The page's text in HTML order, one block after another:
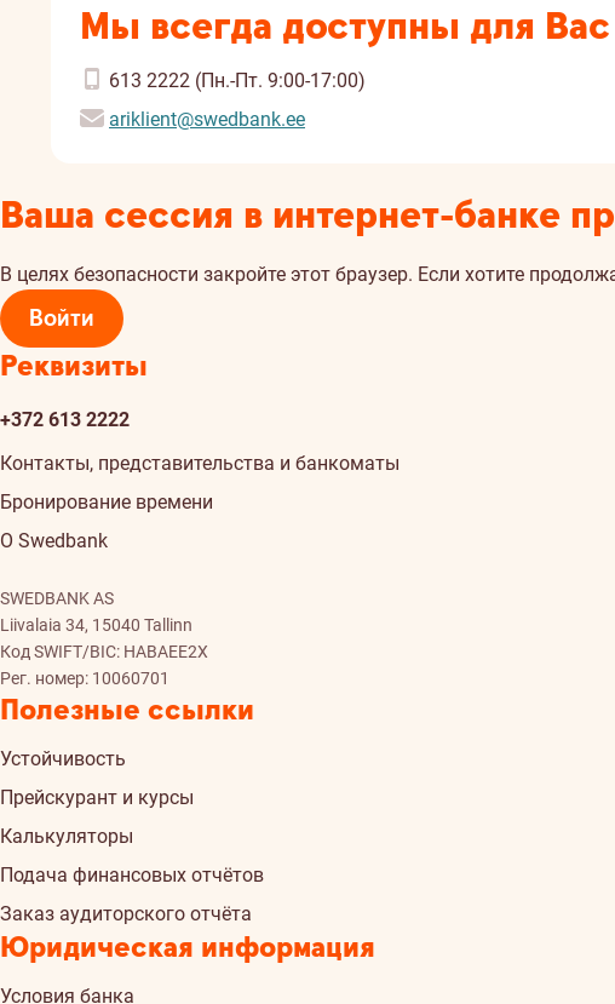
Мы всегда доступны для Вас
613 2222 (Пн.-Пт. 9:00-17:00)
ariklient@swedbank.ee
Ваша сессия в интернет-банке
В целях безопасности закройте этот браузер. Если хотите
Войти
Реквизиты
+372 613 2222
Контакты, представительства и банкоматы
Бронирование времени
О Swedbank
SWEDBANK AS
Liivalaia 34, 15040 Tallinn
Код SWIFT/BIC: HABAEE2X
Рег. номер: 10060701
Полезные ссылки
Устойчивость
Прейскурант и курсы
Калькуляторы
Подача финансовых отчётов
Заказ аудиторского отчёта
Юридическая информация
Условия банка